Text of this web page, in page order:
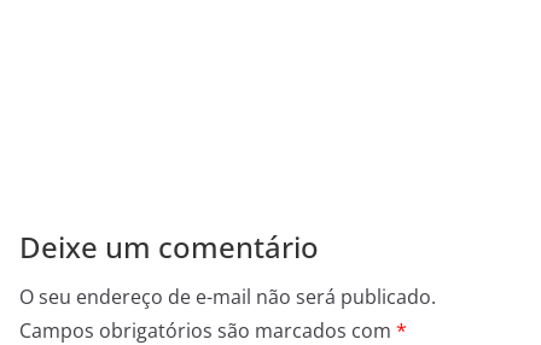
Deixe um comentário
O seu endereço de e-mail não será publicado.
Campos obrigatórios são marcados com *